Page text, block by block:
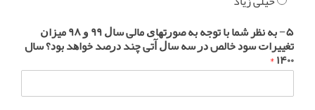
۵− ﺑﻪ ﻧﻈﺮ ﺷﻤﺎ ﺑﺎ ﺗﻮﺟﻪ ﺑﻪ ﺻﻮﺭﺗﻬﺎﯼ ﻣﺎﻟﯽ ﺳﺎﻝ ۹۹ ﻭ ۹۸ ﻣﯿﺰﺍﻥ
ﺗﻐﯿﯿﺮﺍﺕ ﺳﻮﺩ ﺧﺎﻟﺺ ﺩﺭ ﺳﻪ ﺳﺎﻝ ﺁﺗﯽ ﭼﻨﺪ ﺩﺭﺻﺪ ﺧﻮﺍﻫﺪ ﺑﻮﺩ؟ سال
۱۴۰۰*